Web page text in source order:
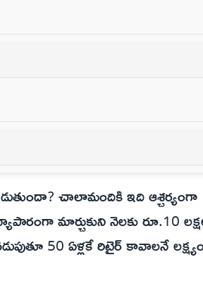
చాలామందికి ఇది ఆశ్చర్యంగా
మార్చుకుని నెలకు రూ.10
50 ఏళ్లకే రిటైర్‌ కావాలనే